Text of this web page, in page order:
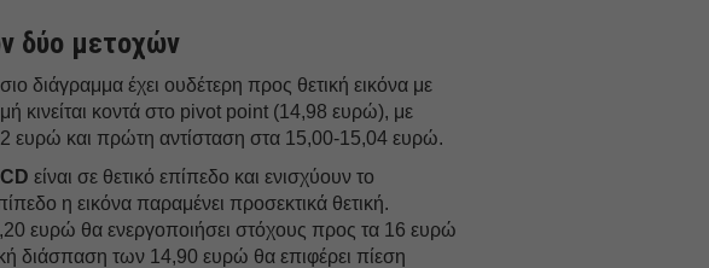
δύο μετοχών
διάγραμμα έχει ουδέτερη προς θετική εικόνα με
κινείται κοντά στο pivot point (14,98 ευρώ), με
ευρώ και πρώτη αντίσταση στα 15,00-15,04 ευρώ.
είναι σε θετικό επίπεδο και ενισχύουν το
η εικόνα παραμένει προσεκτικά θετική.
ευρώ θα ενεργοποιήσει στόχους προς τα 16 ευρώ
διάσπαση των 14,90 ευρώ θα επιφέρει πίεση